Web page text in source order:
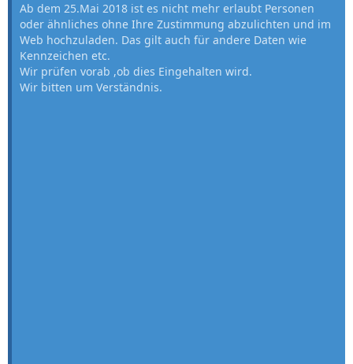
Ab dem 25.Mai 2018 ist es nicht mehr erlaubt Personen
oder ähnliches ohne Ihre Zustimmung abzulichten und im
Web hochzuladen. Das gilt auch für andere Daten wie
Kennzeichen etc.
Wir prüfen vorab ,ob dies Eingehalten wird.
Wir bitten um Verständnis.